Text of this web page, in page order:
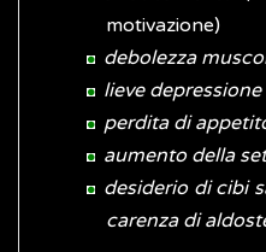
motivazione)
debolezza
lieve depressione
perdita di
aumento della
desiderio di cibi
carenza di